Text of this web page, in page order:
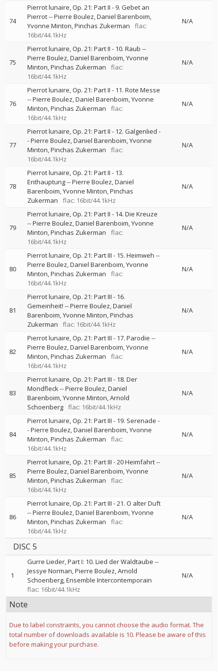
74
Pierrot lunaire, Op. 21: Part II - 9. Gebet an
Pierrot--Pierre Boulez Daniel Barenboim
Yvonne Minton Pinchas Zukerman
flac:
16bit/44.1kHz
N/A
75
Pierrot lunaire, Op. 21: Part II - 10. Raub --
Pierre Boulez Daniel Barenboim Yvonne
Minton Pinchas Zukerman
flac:
16bit/44.1kHz
N/A
76
Pierrot lunaire, Op. 21: Part II - 11. Rote Messe
--Pierre Boulez Daniel Barenboim Yvonne
Minton Pinchas Zukerman
flac:
16bit/44.1kHz
N/A
77
Pierrot lunaire, Op. 21: Part II - 12. Galgenlied -
-Pierre Boulez Daniel Barenboim Yvonne
Minton Pinchas Zukerman
flac:
16bit/44.1kHz
N/A
78
Pierrot lunaire, Op. 21: Part II - 13.
Enthauptung--Pierre Boulez Daniel
Barenboim Yvonne Minton Pinchas
Zukerman
flac: 16bit/44.1kHz
N/A
79
Pierrot lunaire, Op. 21: Part II - 14. Die Kreuze
--Pierre Boulez Daniel Barenboim Yvonne
Minton Pinchas Zukerman
flac:
16bit/44.1kHz
N/A
80
Pierrot lunaire, Op. 21: Part III - 15. Heimweh --
Pierre Boulez Daniel Barenboim Yvonne
Minton Pinchas Zukerman
flac:
16bit/44.1kHz
N/A
81
Pierrot lunaire, Op. 21: Part III - 16.
Gemeinheit! --Pierre Boulez Daniel
Barenboim Yvonne Minton Pinchas
Zukerman
flac: 16bit/44.1kHz
N/A
82
Pierrot lunaire, Op. 21: Part III - 17. Parodie --
Pierre Boulez Daniel Barenboim Yvonne
Minton Pinchas Zukerman
flac:
16bit/44.1kHz
N/A
83
Pierrot lunaire, Op. 21: Part III - 18. Der
Mondfleck--Pierre Boulez Daniel
Barenboim Yvonne Minton Arnold
Schoenberg flac: 16bit/44.1kHz
N/A
84
Pierrot lunaire, Op. 21: Part III - 19. Serenade -
-Pierre Boulez Daniel Barenboim Yvonne
Minton Pinchas Zukerman
flac:
16bit/44.1kHz
N/A
85
Pierrot lunaire, Op. 21: Part III - 20 Heimfahrt--
Pierre Boulez Daniel Barenboim Yvonne
Minton Pinchas Zukerman
flac:
16bit/44.1kHz
N/A
86
Pierrot lunaire, Op. 21: Part III - 21. O alter Duft
--Pierre Boulez Daniel Barenboim Yvonne
Minton Pinchas Zukerman
flac:
16bit/44.1kHz
N/A
DISC 5
1
Gurre Lieder, Part I: 10. Lied der Waldtaube --
Jessye Norman Pierre Boulez Arnold
Schoenberg Ensemble Intercontemporain
flac: 16bit/44.1kHz
N/A
Note
Due to label constraints, you cannot choose the audio format. The
total number of downloads available is 10. Please be aware of this
before making your purchase.